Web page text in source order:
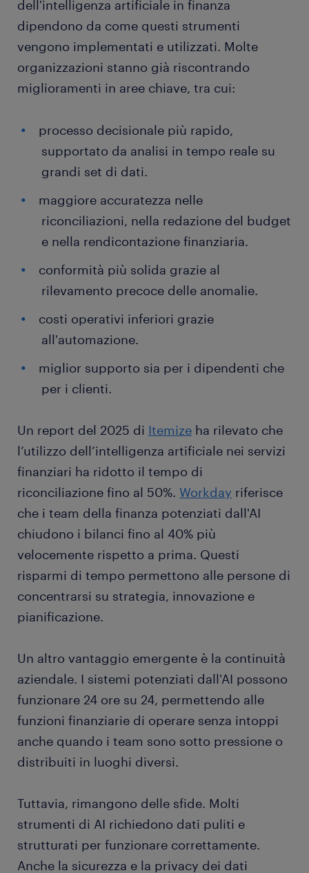
dell'intelligenza artificiale in finanza
dipendono da come questi strumenti
vengono implementati e utilizzati. Molte
organizzazioni stanno già riscontrando
miglioramenti in aree chiave, tra cui:
processo decisionale più rapido,
supportato da analisi in tempo reale su
grandi set di dati.
maggiore accuratezza nelle
riconciliazioni, nella redazione del budget
e nella rendicontazione finanziaria.
conformità più solida grazie al
rilevamento precoce delle anomalie.
costi operativi inferiori grazie
all'automazione.
miglior supporto sia per i dipendenti che
per i clienti.
Un report del 2025 di Itemize ha rilevato che
l’utilizzo dell’intelligenza artificiale nei servizi
finanziari ha ridotto il tempo di
riconciliazione fino al 50%. Workday riferisce
che i team della finanza potenziati dall'AI
chiudono i bilanci fino al 40% più
velocemente rispetto a prima. Questi
risparmi di tempo permettono alle persone di
concentrarsi su strategia, innovazione e
pianificazione.
Un altro vantaggio emergente è la continuità
aziendale. I sistemi potenziati dall'AI possono
funzionare 24 ore su 24, permettendo alle
funzioni finanziarie di operare senza intoppi
anche quando i team sono sotto pressione o
distribuiti in luoghi diversi.
Tuttavia, rimangono delle sfide. Molti
strumenti di AI richiedono dati puliti e
strutturati per funzionare correttamente.
Anche la sicurezza e la privacy dei dati